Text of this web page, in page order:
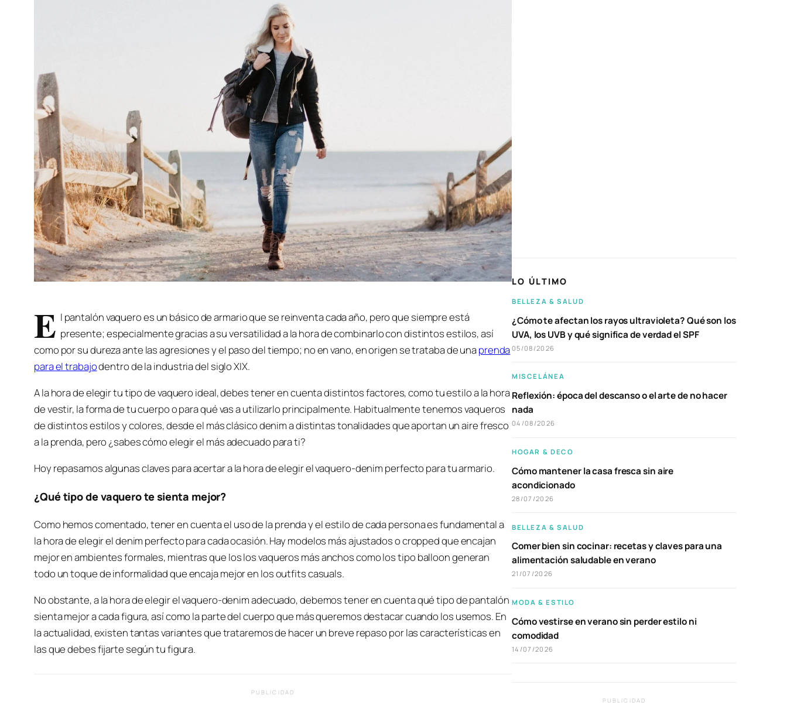
E l pantalón vaquero es un básico de armario que se reinventa cada año, pero que siempre está
presente; especialmente gracias a su versatilidad a la hora de combinarlo con distintos estilos, así
como por su dureza ante las agresiones y el paso del tiempo; no en vano, en origen se trataba de unaprenda
para el trabajodentro de la industria del siglo XIX.
A la hora de elegir tu tipo de vaquero ideal, debes tener en cuenta distintos factores, como tu estilo a la hora
de vestir, la forma de tu cuerpo o para qué vas a utilizarlo principalmente. Habitualmente tenemos vaqueros
de distintos estilos y colores, desde el más clásico denim a distintas tonalidades que aportan un aire fresco
a la prenda, pero ¿sabes cómo elegir el más adecuado para ti?
Hoy repasamos algunas claves para acertar a la hora de elegir el vaquero-denim perfecto para tu armario.
¿Qué tipo de vaquero te sienta mejor?
Como hemos comentado, tener en cuenta el uso de la prenda y el estilo de cada persona es fundamental a
la hora de elegir el denim perfecto para cada ocasión. Hay modelos más ajustados o cropped que encajan
mejor en ambientes formales, mientras que los los vaqueros más anchos como los tipo balloon generan
todo un toque de informalidad que encaja mejor en los outfits casuals.
No obstante, a la hora de elegir el vaquero-denim adecuado, debemos tener en cuenta qué tipo de pantalón
sienta mejor a cada figura, así como la parte del cuerpo que más queremos destacar cuando los usemos. En
la actualidad, existen tantas variantes que trataremos de hacer un breve repaso por las características en
las que debes fijarte según tu figura.
PUBLICIDAD
LO ÚLTIMO
BELLEZA & SALUD
¿Cómo te afectan los rayos ultravioleta? Qué son los
UVA, los UVB y qué significa de verdad el SPF
05/08/2026
MISCELÁNEA
Reflexión: época del descanso o el arte de no hacer
nada
04/08/2026
HOGAR & DECO
Cómo mantener la casa fresca sin aire
acondicionado
28/07/2026
BELLEZA & SALUD
Comer bien sin cocinar: recetas y claves para una
alimentación saludable en verano
21/07/2026
MODA & ESTILO
Cómo vestirse en verano sin perder estilo ni
comodidad
14/07/2026
PUBLICIDAD